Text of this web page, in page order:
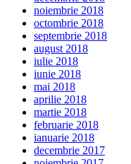
noiembrie 2018
octombrie 2018
septembrie 2018
august 2018
iulie 2018
iunie 2018
mai 2018
aprilie 2018
martie 2018
februarie 2018
ianuarie 2018
decembrie 2017